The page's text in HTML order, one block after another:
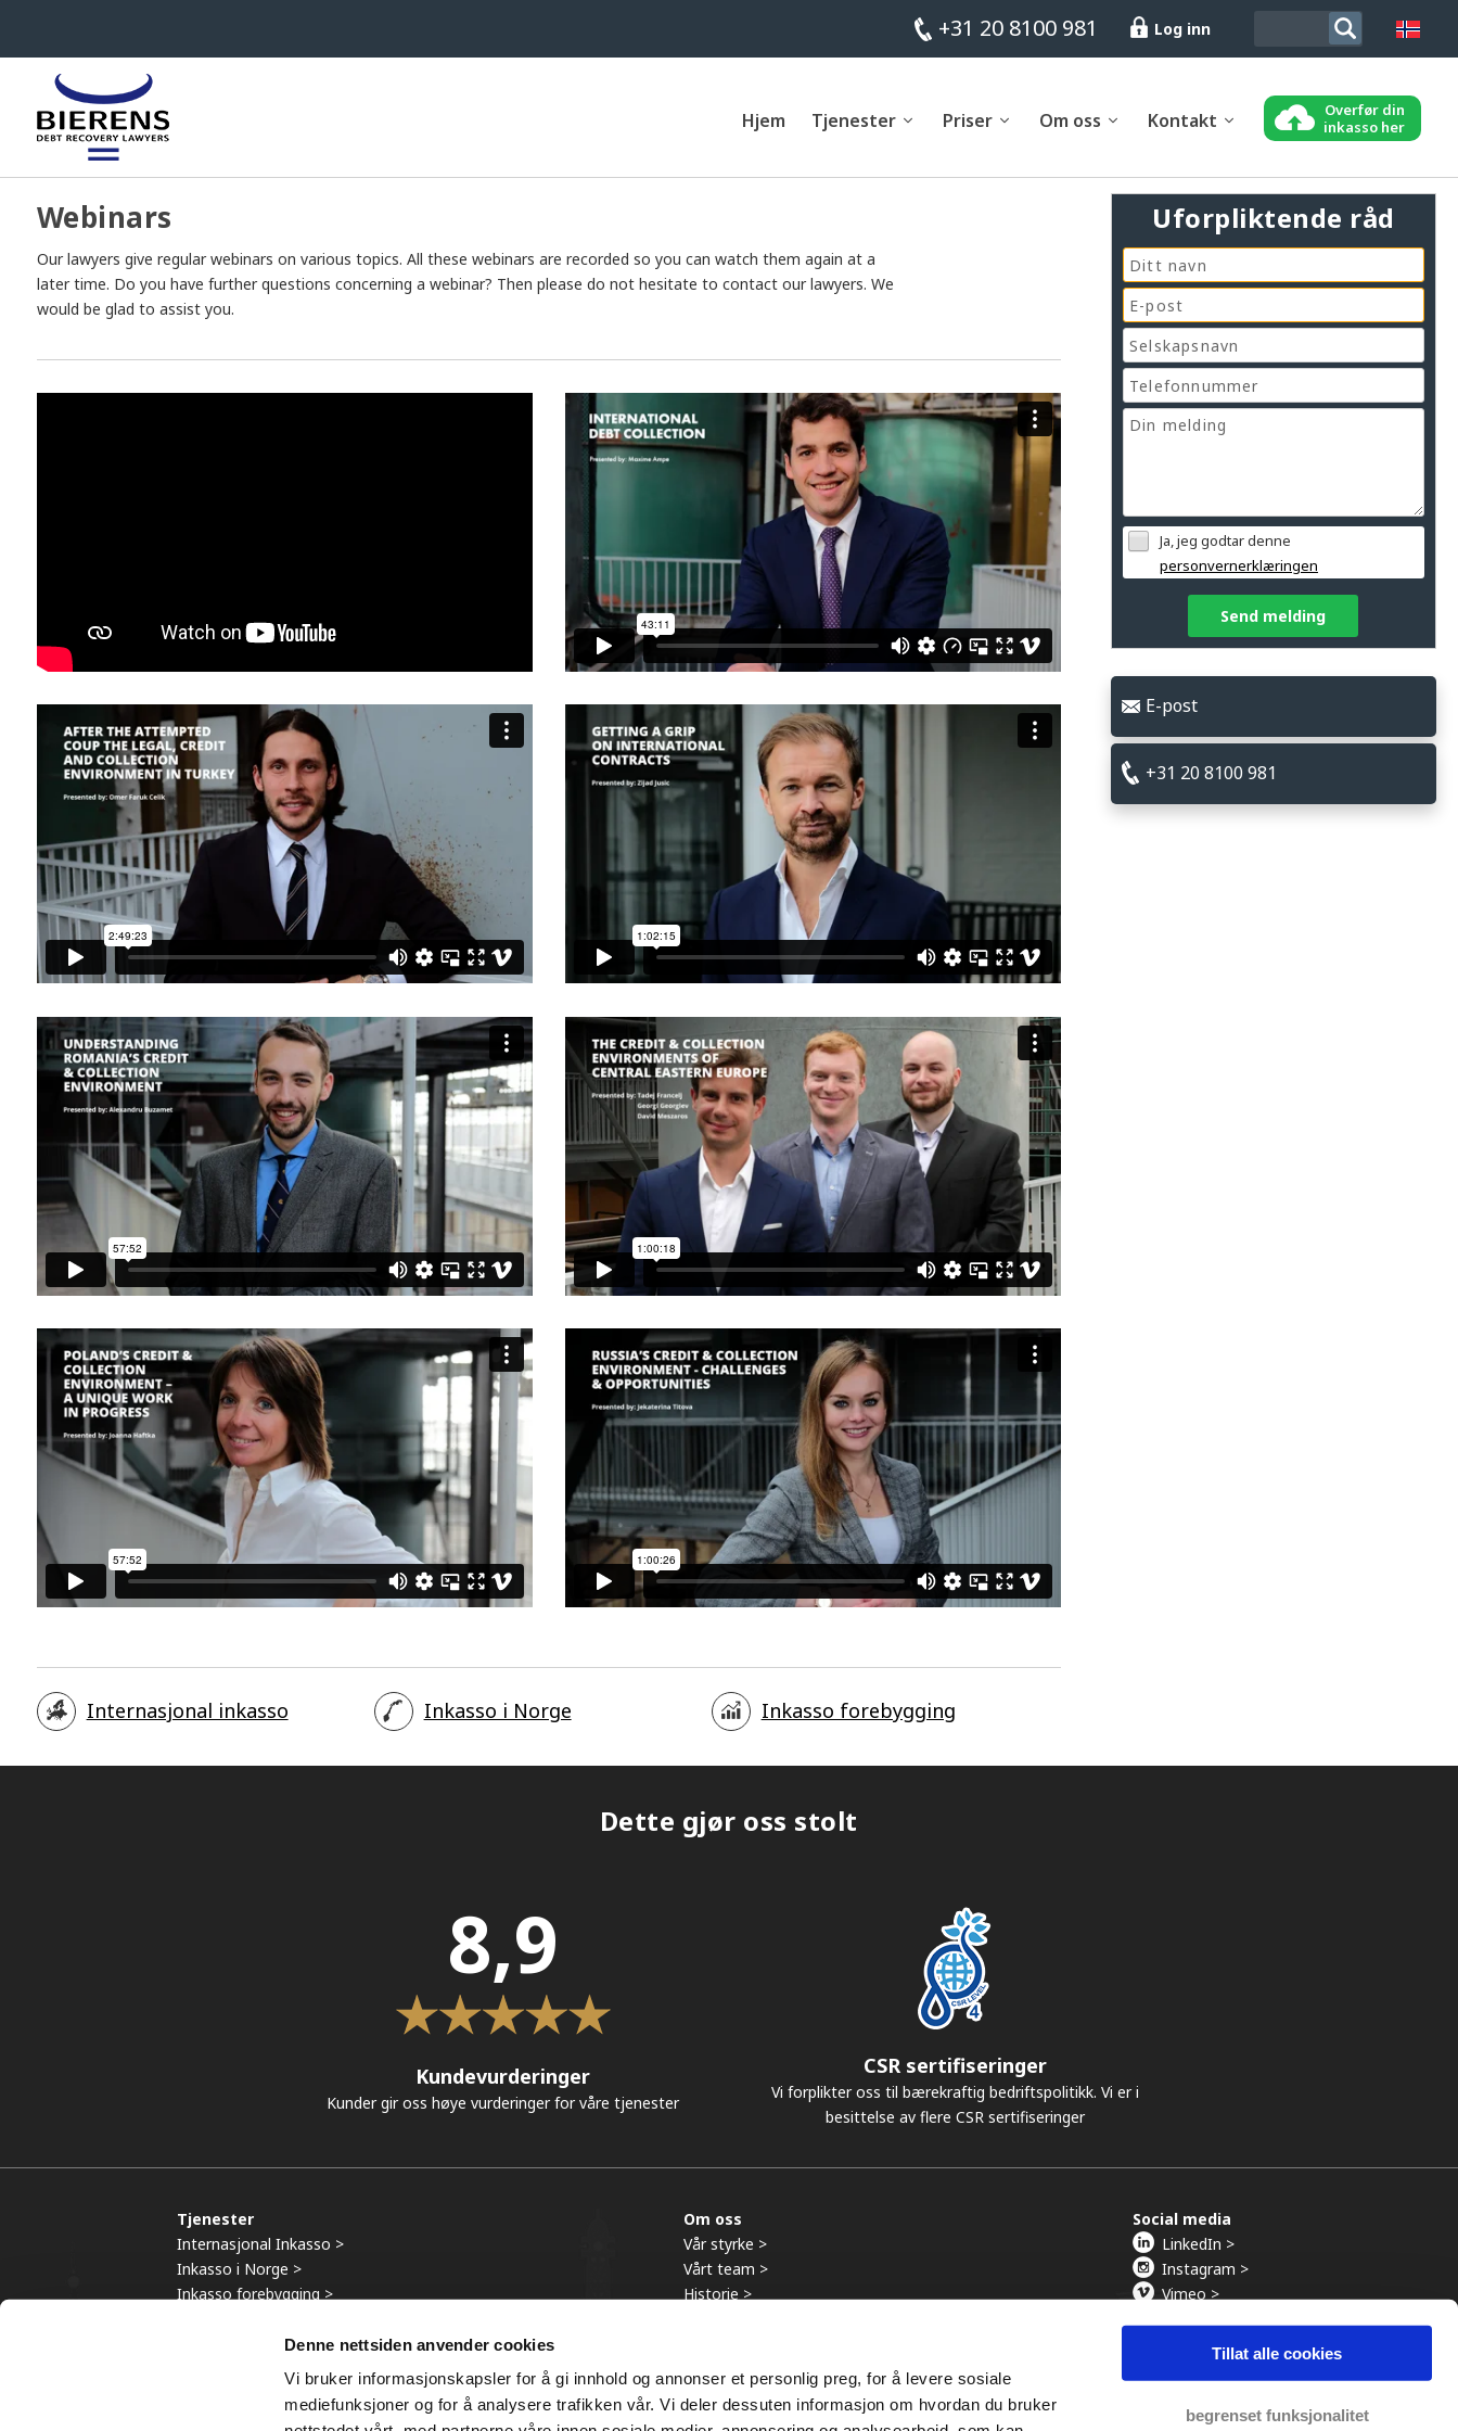
Denne nettsiden anvender cookies
Vi bruker informasjonskapsler for å gi innhold og annonser et personlig preg, for å levere sosiale
mediefunksjoner og for å analysere trafikken vår. Vi deler dessuten informasjon om hvordan du bruker
Tillat alle cookies
begrenset funksjonalitet
+31 20 8100 981 Log inn
Hjem Tjenester Priser Om oss Kontakt
Overfør din
inkasso her
Webinars
Our lawyers give regular webinars on various topics. All these webinars are recorded so you can watch them again at a
later time. Do you have further questions concerning a webinar? Then please do not hesitate to contact our lawyers. We
would be glad to assist you.
Uforpliktende råd
Ja, jeg godtar denne
personvernerklæringen
Send melding
E-post
+31 20 8100 981
Internasjonal inkasso Inkasso i Norge Inkasso forebygging
Dette gjør oss stolt
8,9
Kundevurderinger
Kunder gir oss høye vurderinger for våre tjenester
CSR sertifiseringer
Vi forplikter oss til bærekraftig bedriftspolitikk. Vi er i
besittelse av flere CSR sertifiseringer
Tjenester
Internasjonal Inkasso >
Inkasso i Norge >
Inkasso forebygging >
Om oss
Vår styrke >
Vårt team >
Historie >
Social media
LinkedIn >
Instagram >
Vimeo >
© 2013- 2026 | Ansvarsfraskrivelse |Cookies Privacy Bierens Inkasso Advokater.